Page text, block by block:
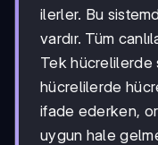
ilerler. Bu
vardır. Tüm
Tek hücrelilerde
hücrelilerde
ifade ederken,
uygun hale